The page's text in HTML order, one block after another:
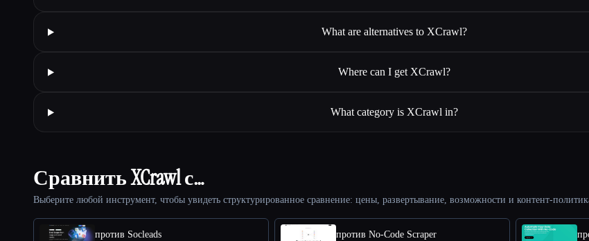
What are alternatives to XCrawl?
Where can I get XCrawl?
What category is XCrawl in?
Сравнить XCrawl с…
Выберите любой инструмент, чтобы увидеть структурированное сравнение: цены, развертывание, возможности и контент-
против Socleads против No-Code Scraper